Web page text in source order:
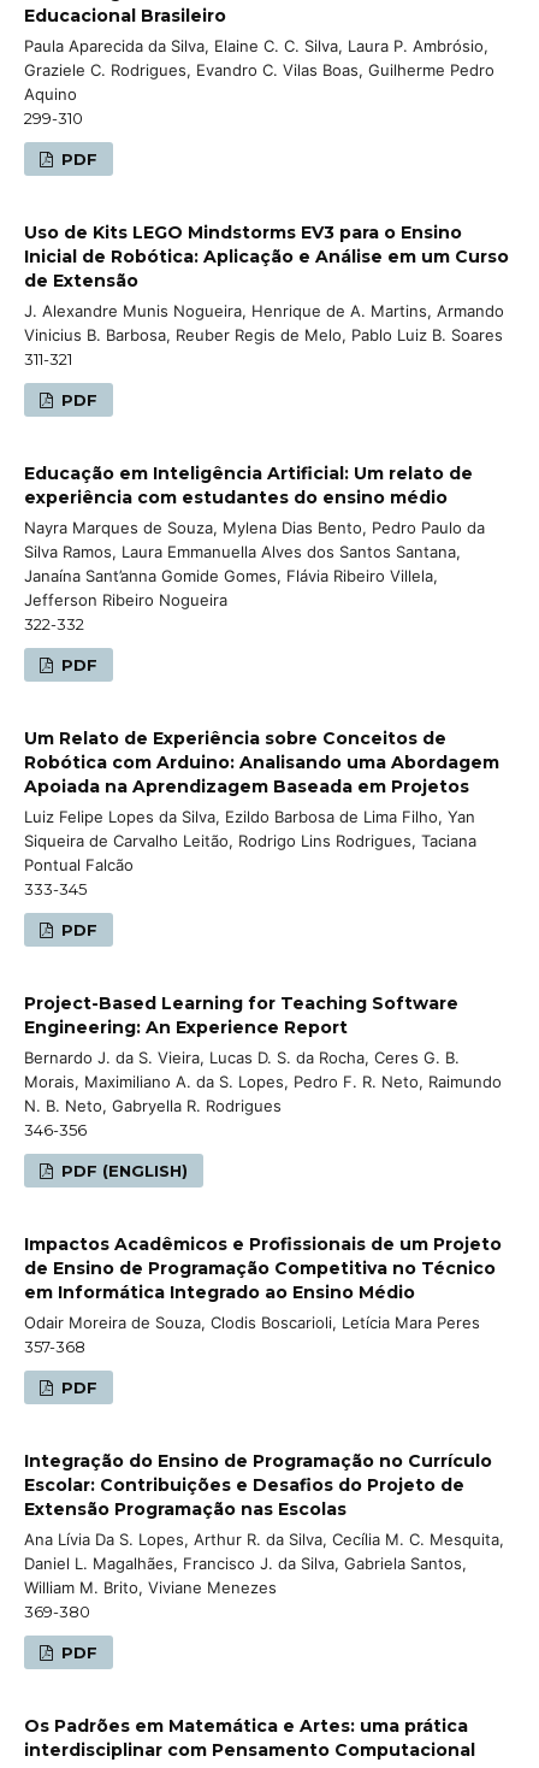
Educacional Brasileiro
Paula Aparecida da Silva, Elaine C. C. Silva, Laura P. Ambrósio,
Graziele C. Rodrigues, Evandro C. Vilas Boas, Guilherme Pedro
Aquino
299-310
PDF
Uso de Kits LEGO Mindstorms EV3 para o Ensino
Inicial de Robótica: Aplicação e Análise em um Curso
de Extensão
J. Alexandre Munis Nogueira, Henrique de A. Martins, Armando
Vinicius B. Barbosa, Reuber Regis de Melo, Pablo Luiz B. Soares
311-321
PDF
Educação em Inteligência Artificial: Um relato de
experiência com estudantes do ensino médio
Nayra Marques de Souza, Mylena Dias Bento, Pedro Paulo da
Silva Ramos, Laura Emmanuella Alves dos Santos Santana,
Janaína Sant’anna Gomide Gomes, Flávia Ribeiro Villela,
Jefferson Ribeiro Nogueira
322-332
PDF
Um Relato de Experiência sobre Conceitos de
Robótica com Arduino: Analisando uma Abordagem
Apoiada na Aprendizagem Baseada em Projetos
Luiz Felipe Lopes da Silva, Ezildo Barbosa de Lima Filho, Yan
Siqueira de Carvalho Leitão, Rodrigo Lins Rodrigues, Taciana
Pontual Falcão
333-345
PDF
Project-Based Learning for Teaching Software
Engineering: An Experience Report
Bernardo J. da S. Vieira, Lucas D. S. da Rocha, Ceres G. B.
Morais, Maximiliano A. da S. Lopes, Pedro F. R. Neto, Raimundo
N. B. Neto, Gabryella R. Rodrigues
346-356
PDF (ENGLISH)
Impactos Acadêmicos e Profissionais de um Projeto
de Ensino de Programação Competitiva no Técnico
em Informática Integrado ao Ensino Médio
Odair Moreira de Souza, Clodis Boscarioli, Letícia Mara Peres
357-368
PDF
Integração do Ensino de Programação no Currículo
Escolar: Contribuições e Desafios do Projeto de
Extensão Programação nas Escolas
Ana Lívia Da S. Lopes, Arthur R. da Silva, Cecília M. C. Mesquita,
Daniel L. Magalhães, Francisco J. da Silva, Gabriela Santos,
William M. Brito, Viviane Menezes
369-380
PDF
Os Padrões em Matemática e Artes: uma prática
interdisciplinar com Pensamento Computacional